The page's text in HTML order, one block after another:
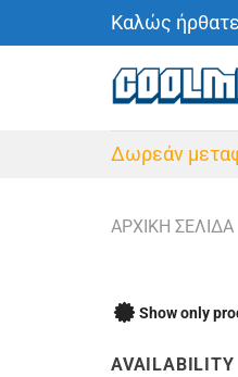
Καλώς
Δωρεάν
ΑΡΧΙΚΉ ΣΕΛΊΔΑ
Show only
AVAILABILITY